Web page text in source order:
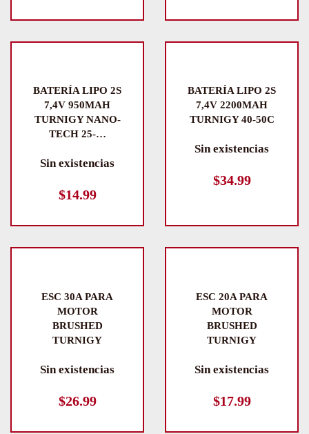
BATERÍA LIPO 2S
7,4V 950MAH
TURNIGY NANO-
TECH 25-…
Sin existencias
$14.99
BATERÍA LIPO 2S
7,4V 2200MAH
TURNIGY 40-50C
Sin existencias
$34.99
ESC 30A PARA
MOTOR
BRUSHED
TURNIGY
Sin existencias
$26.99
ESC 20A PARA
MOTOR
BRUSHED
TURNIGY
Sin existencias
$17.99